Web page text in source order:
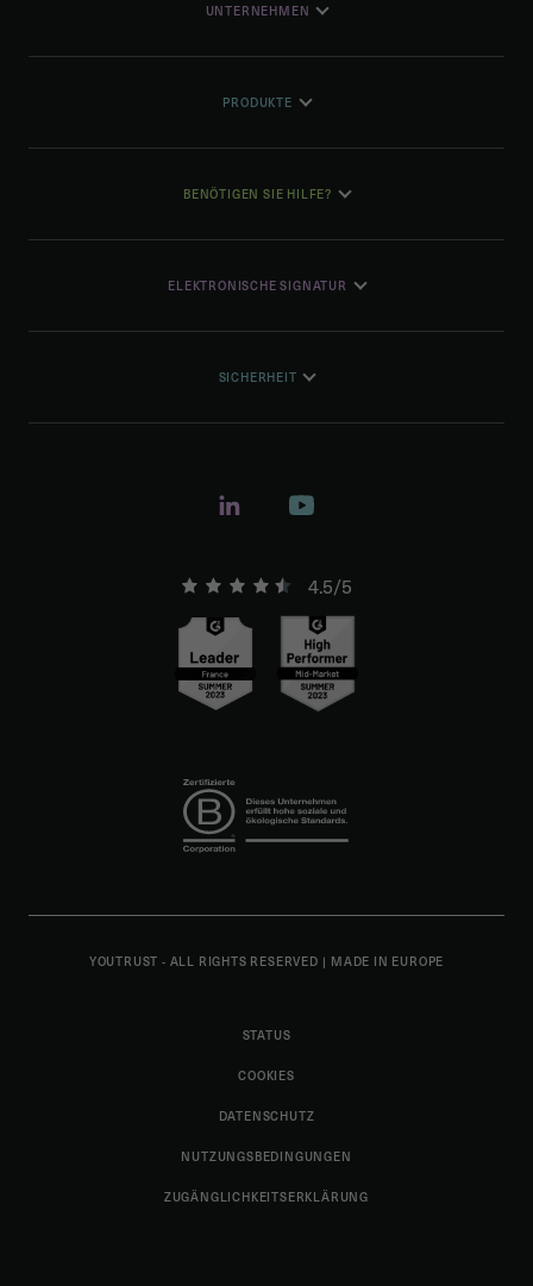
UNTERNEHMEN
PRODUKTE
BENÖTIGEN SIE HILFE?
ELEKTRONISCHE SIGNATUR
SICHERHEIT
4.5/5
YOUTRUST - ALL RIGHTS RESERVED | MADE IN EUROPE
STATUS
COOKIES
DATENSCHUTZ
NUTZUNGSBEDINGUNGEN
ZUGÄNGLICHKEITSERKLÄRUNG